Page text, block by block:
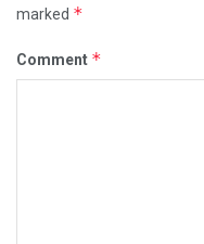
marked *
Comment *